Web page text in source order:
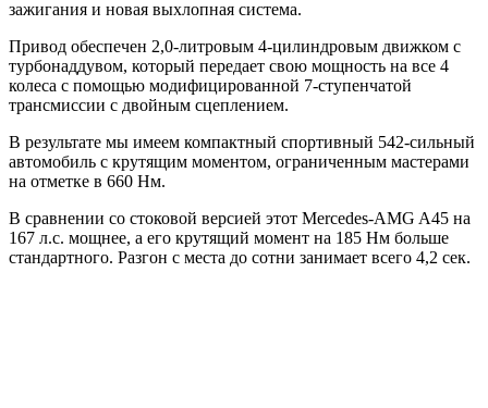
зажигания и новая выхлопная система.
Привод обеспечен 2,0-литровым 4-цилиндровым движком с
турбонаддувом, который передает свою мощность на все 4
колеса с помощью модифицированной 7-ступенчатой
трансмиссии с двойным сцеплением.
В результате мы имеем компактный спортивный 542-сильный
автомобиль с крутящим моментом, ограниченным мастерами
на отметке в 660 Нм.
В сравнении со стоковой версией этот Mercedes-AMG A45 на
167 л.с. мощнее, а его крутящий момент на 185 Нм больше
стандартного. Разгон с места до сотни занимает всего 4,2 сек.